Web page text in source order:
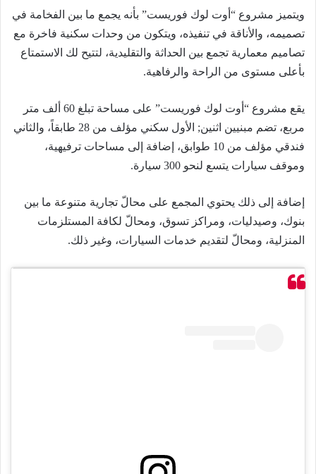
ويتميز مشروع “أوت لوك فوريست” بأنه يجمع ما بين الفخامة في
تصميمه، والأناقة في تنفيذه، ويتكون من وحدات سكنية فاخرة مع
تصاميم معمارية تجمع بين الحداثة والتقليدية، لتتيح لك الاستمتاع
بأعلى مستوى من الراحة والرفاهية.
يقع مشروع “أوت لوك فوريست” على مساحة تبلغ 60 ألف متر
مربع، تضم مبنيين اثنين; الأول سكني مؤلف من 28 طابقاً، والثاني
فندقي مؤلف من 10 طوابق، إضافة إلى مساحات ترفيهية،
وموقف سيارات يتسع لنحو 300 سيارة.
إضافة إلى ذلك يحتوي المجمع على محالّ تجارية متنوعة ما بين
بنوك، وصيدليات، ومراكز تسوق، ومحالّ لكافة المستلزمات
المنزلية، ومحالّ لتقديم خدمات السيارات، وغير ذلك.